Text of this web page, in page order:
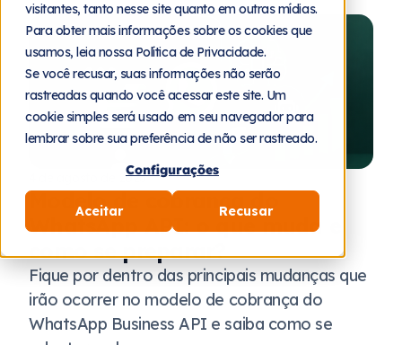
visitantes, tanto nesse site quanto em outras mídias.
Para obter mais informações sobre os cookies que
usamos, leia nossa Política de Privacidade.
Se você recusar, suas informações não serão
rastreadas quando você acessar este site. Um
cookie simples será usado em seu navegador para
lembrar sobre sua preferência de não ser rastreado.
Configurações
Aceitar Recusar
4 de agosto de 2026
Modelo de cobrança do
WhatsApp API: o que muda e
como se preparar?
Fique por dentro das principais mudanças que
irão ocorrer no modelo de cobrança do
WhatsApp Business API e saiba como se